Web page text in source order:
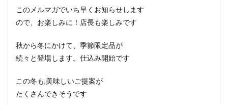
このメルマガでいち早くお知らせします
ので、お楽しみに！店長も楽しみです
秋から冬にかけて、季節限定品が
続々と登場します。仕込み開始です
この冬も,美味しいご提案が
たくさんできそうです